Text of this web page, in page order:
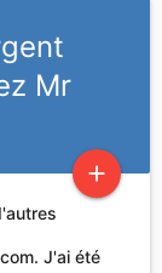
Mr
add
. J'ai été